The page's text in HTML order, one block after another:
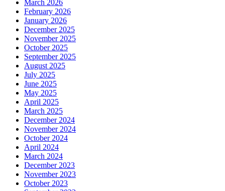
March 2026
February 2026
January 2026
December 2025
November 2025
October 2025
September 2025
August 2025
July 2025
June 2025
May 2025
April 2025
March 2025
December 2024
November 2024
October 2024
April 2024
March 2024
December 2023
November 2023
October 2023